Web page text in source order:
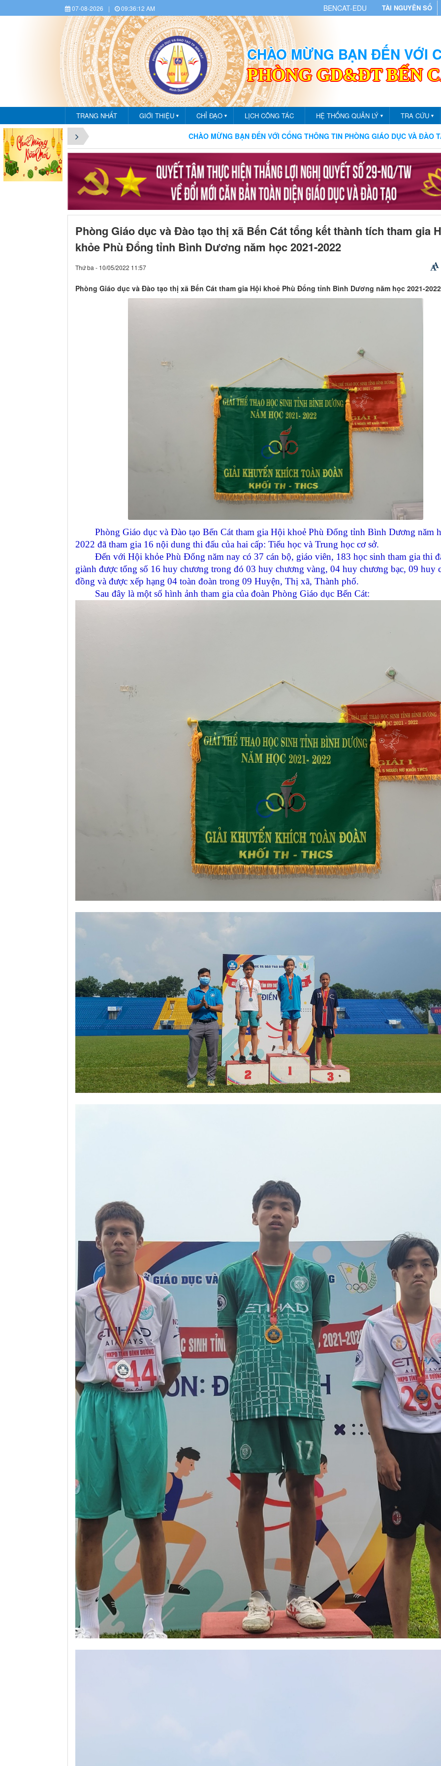
07-08-2026 | 09:36:14 AM BENCAT-EDU TÀI NGUYÊN SỐ
CHÀO MỪNG BẠN ĐẾN VỚI
PHÒNG GD&ĐT BẾN
TRANG NHẤT GIỚI THIỆU ▼ CHỈ ĐẠO ▼ LỊCH CÔNG TÁC HỆ THỐNG QUẢN LÝ ▼ TRA CỨU ▼
CHÀO MỪNG BẠN ĐẾN VỚI CỔNG THÔNG TIN PHÒNG GIÁO DỤC VÀ ĐÀO TẠO THÀNH PHỐ
Phòng Giáo dục và Đào tạo thị xã Bến Cát tổng kết thành tích tham gia
khỏe Phù Đổng tỉnh Bình Dương năm học 2021-2022
Thứ ba - 10/05/2022 11:57
Phòng Giáo dục và Đào tạo thị xã Bến Cát tham gia Hội khoẻ Phù Đổng tỉnh Bình Dương năm học 2021-2022
Phòng Giáo dục và Đào tạo Bến Cát tham gia Hội khoẻ Phù Đổng tỉnh Bình Dương năm
2022 đã tham gia 16 nội dung thi đấu của hai cấp: Tiểu học và Trung học cơ sở.
Đến với Hội khỏe Phù Đổng năm nay có 37 cán bộ, giáo viên, 183 học sinh tham gia thi
giành được tổng số 16 huy chương trong đó 03 huy chương vàng, 04 huy chương bạc, 09 huy
đồng và được xếp hạng 04 toàn đoàn trong 09 Huyện, Thị xã, Thành phố.
Sau đây là một số hình ảnh tham gia của đoàn Phòng Giáo dục Bến Cát: